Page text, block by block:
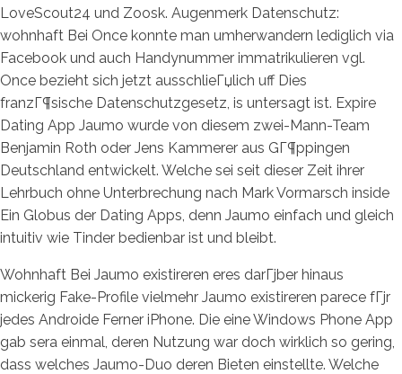
LoveScout24 und Zoosk. Augenmerk Datenschutz:
wohnhaft Bei Once konnte man umherwandern lediglich via
Facebook und auch Handynummer immatrikulieren vgl.
Once bezieht sich jetzt ausschlieГџlich uff Dies
franzГ¶sische Datenschutzgesetz, is untersagt ist. Expire
Dating App Jaumo wurde von diesem zwei-Mann-Team
Benjamin Roth oder Jens Kammerer aus GГ¶ppingen
Deutschland entwickelt. Welche sei seit dieser Zeit ihrer
Lehrbuch ohne Unterbrechung nach Mark Vormarsch inside
Ein Globus der Dating Apps, denn Jaumo einfach und gleich
intuitiv wie Tinder bedienbar ist und bleibt.
Wohnhaft Bei Jaumo existireren eres darГјber hinaus
mickerig Fake-Profile vielmehr Jaumo existireren parece fГјr
jedes Androide Ferner iPhone. Die eine Windows Phone App
gab sera einmal, deren Nutzung war doch wirklich so gering,
dass welches Jaumo-Duo deren Bieten einstellte. Welche